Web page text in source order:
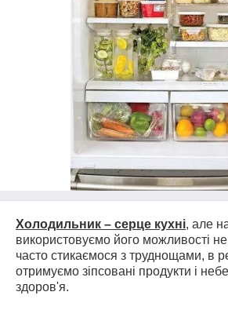
Холодильник – серце кухні, але
використовуємо його можливості
часто стикаємося з труднощами, в
отримуємо зіпсовані продукти і
здоров'я.